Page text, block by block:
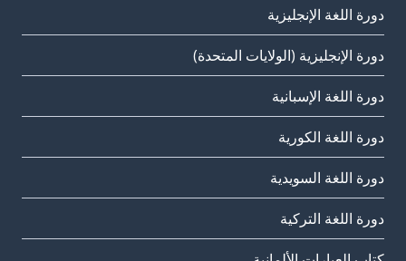
دورة اللغة الإنجليزية
دورة الإنجليزية (الولايات المتحدة)
دورة اللغة الإسبانية
دورة اللغة الكورية
دورة اللغة السويدية
دورة اللغة التركية